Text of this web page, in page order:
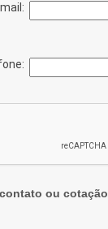
ou cotação